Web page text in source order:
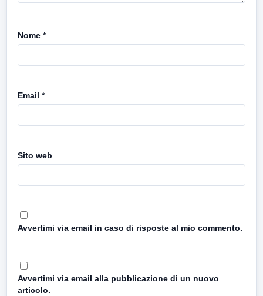
Nome *
Email *
Sito web
Avvertimi via email in caso di risposte al mio commento.
Avvertimi via email alla pubblicazione di un nuovo
articolo.